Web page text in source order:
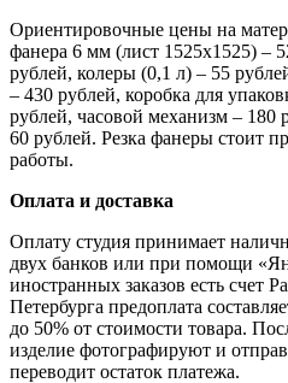
Ориентировочные цены на
фанера 6 мм (лист 1525х1525) –
рублей, колеры (0,1 л) – 55
– 430 рублей, коробка для
рублей, часовой механизм – 180
60 рублей. Резка фанеры стоит
работы.
Оплата и доставка
Оплату студия принимает
двух банков или при помощи
иностранных заказов есть счет
Петербурга предоплата
до 50% от стоимости товара.
изделие фотографируют и
переводит остаток платежа.